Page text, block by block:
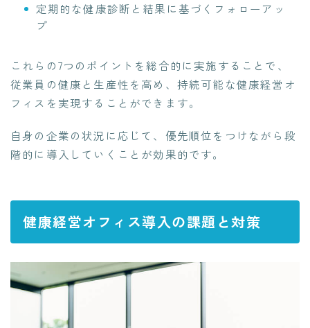
定期的な健康診断と結果に基づくフォローアッ
プ
これらの7つのポイントを総合的に実施することで、
従業員の健康と生産性を高め、持続可能な健康経営オ
フィスを実現することができます。
自身の企業の状況に応じて、優先順位をつけながら段
階的に導入していくことが効果的です。
健康経営オフィス導入の課題と対策